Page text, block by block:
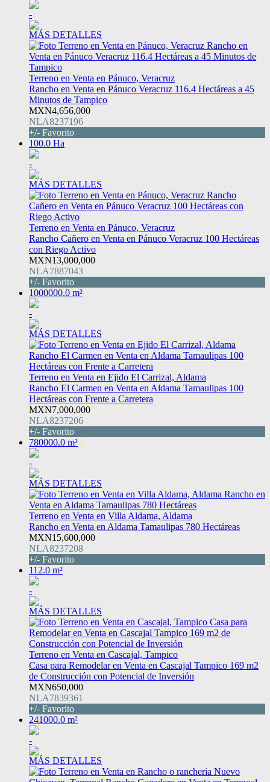
-
MÁS DETALLES
Terreno en Venta en Pánuco, Veracruz
Rancho en Venta en Pánuco Veracruz 116.4 Hectáreas a 45
Minutos de Tampico
MXN4,656,000
NLA8237196
+/- Favorito
100.0 Ha
-
MÁS DETALLES
Terreno en Venta en Pánuco, Veracruz
Rancho Cañero en Venta en Pánuco Veracruz 100 Hectáreas
con Riego Activo
MXN13,000,000
NLA7887043
+/- Favorito
1000000.0 m²
-
MÁS DETALLES
Terreno en Venta en Ejido El Carrizal, Aldama
Rancho El Carmen en Venta en Aldama Tamaulipas 100
Hectáreas con Frente a Carretera
MXN7,000,000
NLA8237206
+/- Favorito
780000.0 m²
-
MÁS DETALLES
Terreno en Venta en Villa Aldama, Aldama
Rancho en Venta en Aldama Tamaulipas 780 Hectáreas
MXN15,600,000
NLA8237208
+/- Favorito
112.0 m²
-
MÁS DETALLES
Terreno en Venta en Cascajal, Tampico
Casa para Remodelar en Venta en Cascajal Tampico 169 m2
de Construcción con Potencial de Inversión
MXN650,000
NLA7839361
+/- Favorito
241000.0 m²
-
MÁS DETALLES